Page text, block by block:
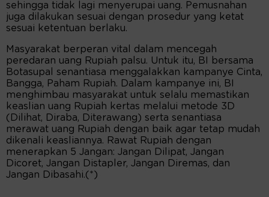
sehingga tidak lagi menyerupai uang. Pemusnahan
juga dilakukan sesuai dengan prosedur yang ketat
sesuai ketentuan berlaku.
Masyarakat berperan vital dalam mencegah
peredaran uang Rupiah palsu. Untuk itu, BI bersama
Botasupal senantiasa menggalakkan kampanye Cinta,
Bangga, Paham Rupiah. Dalam kampanye ini, BI
menghimbau masyarakat untuk selalu memastikan
keaslian uang Rupiah kertas melalui metode 3D
(Dilihat, Diraba, Diterawang) serta senantiasa
merawat uang Rupiah dengan baik agar tetap mudah
dikenali keasliannya. Rawat Rupiah dengan
menerapkan 5 Jangan: Jangan Dilipat, Jangan
Dicoret, Jangan Distapler, Jangan Diremas, dan
Jangan Dibasahi.(*)